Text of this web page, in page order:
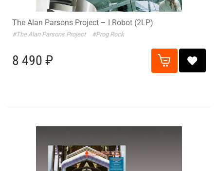
The Alan Parsons Project – I Robot (2LP)
#The Alan Parsons Project #Prog Rock
8 490 ₽